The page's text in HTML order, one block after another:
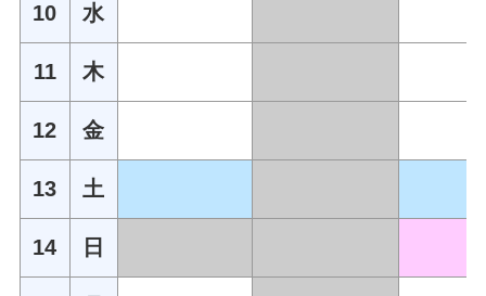
10 水
11 木
12 金
13 土
14 日